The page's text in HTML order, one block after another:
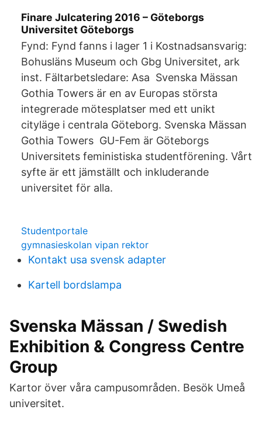
Finare Julcatering 2016 – Göteborgs
Universitet Göteborgs
Fynd: Fynd fanns i lager 1 i Kostnadsansvarig:
Bohusläns Museum och Gbg Universitet, ark
inst. Fältarbetsledare: Asa Svenska Mässan
Gothia Towers är en av Europas största
integrerade mötesplatser med ett unikt
cityläge i centrala Göteborg. Svenska Mässan
Gothia Towers GU-Fem är Göteborgs
Universitets feministiska studentförening. Vårt
syfte är ett jämställt och inkluderande
universitet för alla.
Studentportale
gymnasieskolan vipan rektor
Kontakt usa svensk adapter
Kartell bordslampa
Svenska Mässan / Swedish
Exhibition & Congress Centre
Group
Kartor över våra campusområden. Besök Umeå
universitet.